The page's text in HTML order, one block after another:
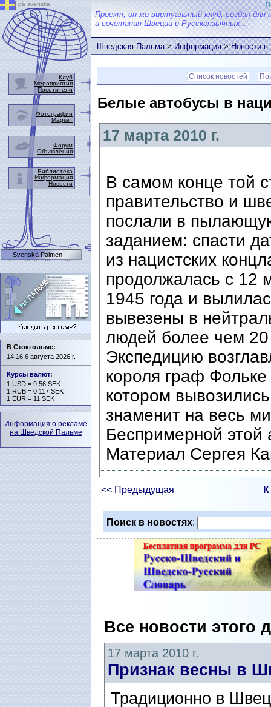
Проект, он же виртуальный клуб, создан для
и сочетания Швеции и Русскоязычных...
Шведская Пальма>Информация>Новости
Список новостей
Белые автобусы в
17 марта 2010 г.
В самом конце той
правительство и
послали в
заданием: спасти
из нацистских
продолжалась с 12
1945 года и
вывезены в
людей более чем
Экспедицию
короля граф Фольке
котором
знаменит на весь
Беспримерной этой
Материал Сергея
<< Предыдущая
Поиск в новостях:
Все новости этого
17 марта 2010 г.
Признак весны в
Традиционно в
på svenska
Клуб
Мероприятия
Посетители
Фотографии
Маркет
Форум
Объявления
Библиотека
Информация
Новости
Svenska Palmen
В Стокгольме:
14:16 6 августа 2026 г.
Курсы валют:
1 USD = 9,56 SEK
1 RUB = 0,117 SEK
1 EUR = 11 SEK
Информация о рекламе
на Шведской Пальме